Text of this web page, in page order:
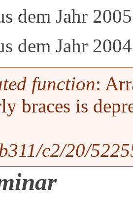
dem Jahr 2005
dem Jahr 2004
function:
braces is
c2/20/